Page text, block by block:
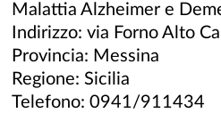
Malattia Alzheimer e
Indirizzo: via Forno Alto
Provincia: Messina
Regione: Sicilia
Telefono: 0941/911434